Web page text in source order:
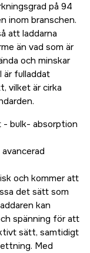
på 94
inom branschen.
att laddarna
än vad som är
och minskar
är fulladdat
vilket är cirka
- bulk- absorption
och kommer att
det sätt som
kan
spänning för att
sätt, samtidigt
Med